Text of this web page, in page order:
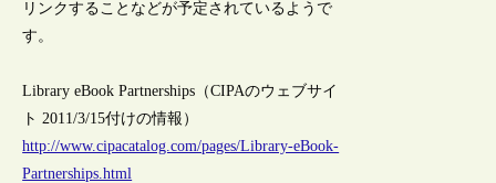
リンクすることなどが予定されているようで
す。
Library eBook Partnerships（CIPAのウェブサイ
ト 2011/3/15付けの情報）
http://www.cipacatalog.com/pages/Library-eBook-
Partnerships.html